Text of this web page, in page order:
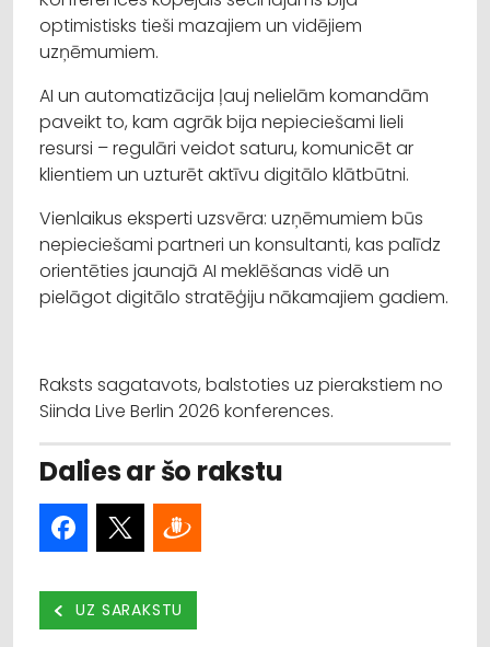
optimistisks tieši mazajiem un vidējiem
uzņēmumiem.
AI un automatizācija ļauj nelielām komandām
paveikt to, kam agrāk bija nepieciešami lieli
resursi – regulāri veidot saturu, komunicēt ar
klientiem un uzturēt aktīvu digitālo klātbūtni.
Vienlaikus eksperti uzsvēra: uzņēmumiem būs
nepieciešami partneri un konsultanti, kas palīdz
orientēties jaunajā AI meklēšanas vidē un
pielāgot digitālo stratēģiju nākamajiem gadiem.
Raksts sagatavots, balstoties uz pierakstiem no
Siinda Live Berlin 2026 konferences.
Dalies ar šo rakstu
UZ SARAKSTU